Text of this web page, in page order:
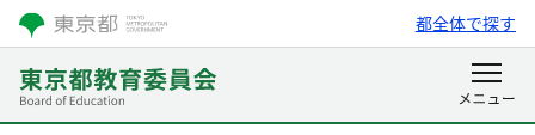
都全体で探す